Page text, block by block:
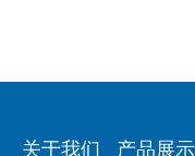
关于我们 产品展示